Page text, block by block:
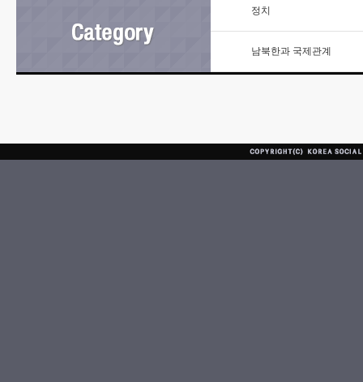
정치
남북한과 국제관계